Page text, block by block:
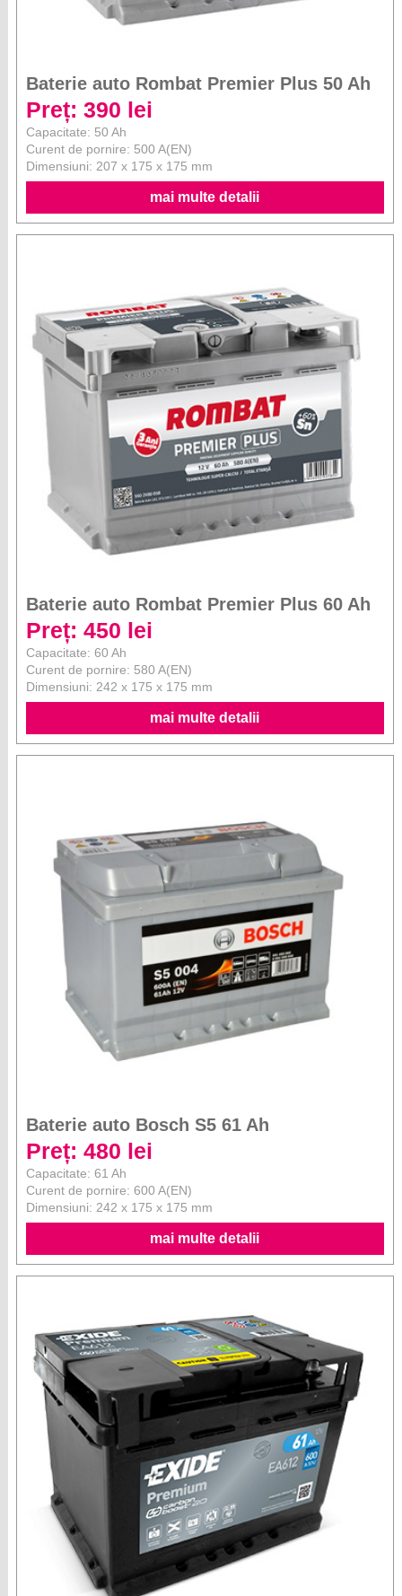
Baterie auto Rombat Premier Plus 50 Ah
Preț: 390 lei
Capacitate: 50 Ah
Curent de pornire: 500 A(EN)
Dimensiuni: 207 x 175 x 175 mm
mai multe detalii
Baterie auto Rombat Premier Plus 60 Ah
Preț: 450 lei
Capacitate: 60 Ah
Curent de pornire: 580 A(EN)
Dimensiuni: 242 x 175 x 175 mm
mai multe detalii
Baterie auto Bosch S5 61 Ah
Preț: 480 lei
Capacitate: 61 Ah
Curent de pornire: 600 A(EN)
Dimensiuni: 242 x 175 x 175 mm
mai multe detalii